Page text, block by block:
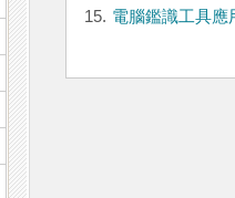
15. 電腦鑑識工具應